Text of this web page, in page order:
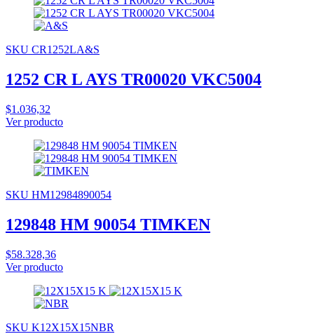
SKU CR1252LA&S
1252 CR L AYS TR00020 VKC5004
$1.036,32
Ver producto
SKU HM12984890054
129848 HM 90054 TIMKEN
$58.328,36
Ver producto
SKU K12X15X15NBR